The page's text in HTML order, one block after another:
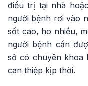
điều trị tại nhà
người bệnh rơi vào
sốt cao, ho nhiều,
người bệnh cần
sở có chuyên khoa
can thiệp kịp thời.